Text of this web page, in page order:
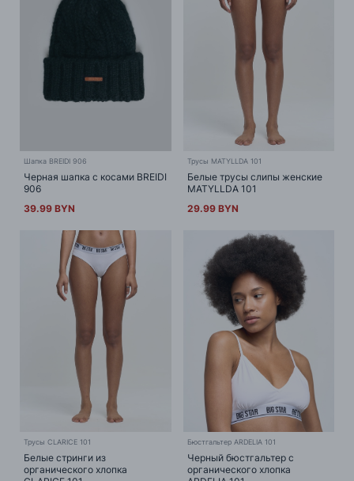
Шапка BREIDI 906
Черная шапка с косами BREIDI
906
39.99 BYN
Трусы MATYLLDA 101
Белые трусы слипы женские
MATYLLDA 101
29.99 BYN
Трусы CLARICE 101
Белые стринги из
органического хлопка
Бюстгальтер ARDELIA 101
Черный бюстгальтер с
органического хлопка